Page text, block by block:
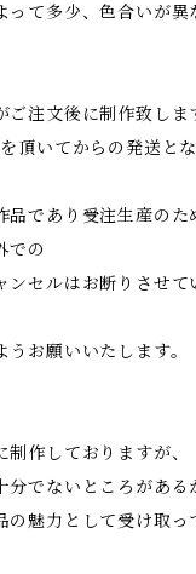
って多少、色合いが異
注文後に制作致しま
頂いてからの発送とな
であり受注生産のた
での
ンセルはお断りさせて
お願いいたします。
作しておりますが、
分でないところがある
の魅力として受け取っ